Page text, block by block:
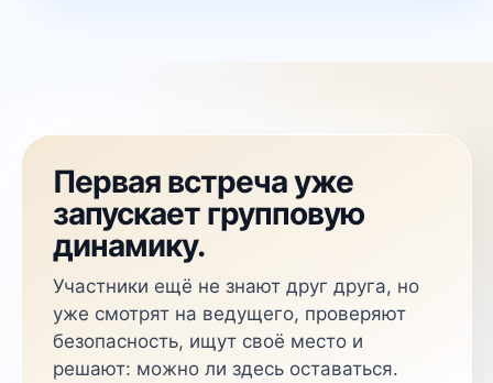
Первая встреча уже
запускает групповую
динамику.
Участники ещё не знают друг друга, но
уже смотрят на ведущего, проверяют
безопасность, ищут своё место и
решают: можно ли здесь оставаться.